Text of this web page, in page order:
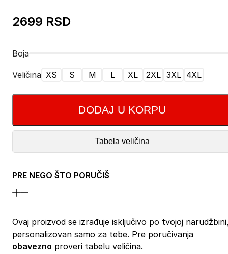
2699 RSD
Boja
Veličina XS S M L XL 2XL 3XL 4XL
DODAJ U KORPU
Tabela veličina
PRE NEGO ŠTO PORUČIŠ
Ovaj proizvod se izrađuje isključivo po tvojoj
personalizovan samo za tebe. Pre poručivanja
obavezno proveri tabelu veličina.